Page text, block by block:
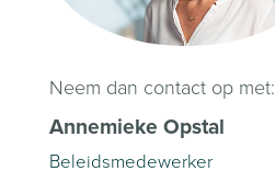
Neem dan contact op met:
Annemieke Opstal
Beleidsmedewerker